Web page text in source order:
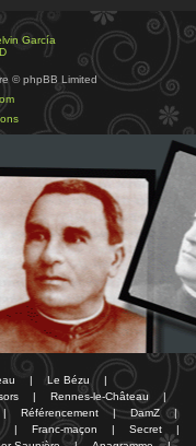
García
© phpBB Limited
| Le Bézu
|
| Rennes-le-Château
|
| Référencement | DamZ
|
| Franc-maçon | Secret
|